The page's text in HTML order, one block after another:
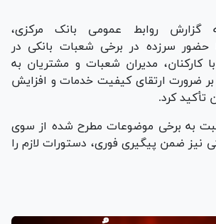
گزارش روابط عمومی بانک مرکزی،
حضور سرزده در برخی شعبات بانکی در
کارکنان، مدیران شعبات و مشتریان به
ضرورت ارتقای کیفیت خدمات و افزایش
تأکید کرد.
به برخی موضوعات مطرح شده از سوی
نیز ضمن پیگیری فوری، دستورات لازم را